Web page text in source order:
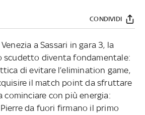
CONDIVIDI
a Sassari in gara 3, la
scudetto diventa fondamentale:
di evitare l’elimination game,
il match point da sfruttare
cominciare con più energia:
da fuori firmano il primo